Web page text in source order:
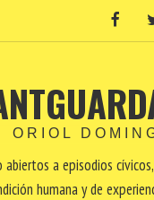
ORIOL
a episodios
humana y de